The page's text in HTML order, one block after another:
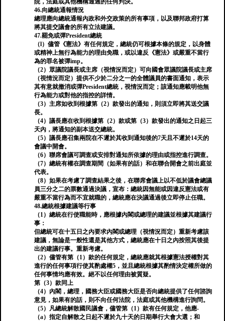
院，法庭或其他機構通過的任何判決。
46.向總統通報情況
總理應向總統通報內政和外交政策的所有事項，以及聯邦政府打算
將其提交議會的所有立法建議。
47.罷免或彈President總統
（l）儘管《憲法》有任何規定，總統仍可根據本條的規定，以身體
或精神上無行為能力的理由免職，或以違反《憲法》或嚴重不當行
為的罪名被彈imp。
（2）眾議院議長或主席（視情況而定）可向國會眾議院議長或主席
（視情況而定）提供不少於二分之一的全體議員的書面通知，表示
其有意就撤消或彈President總統，視情況而定；該通知應載明他無
行為能力或對他的指控的詳情。
（3）主席如收到根據第（2）款發出的通知，則須立即將其送交議
長。
（4）議長應在收到根據第（2）款或第（3）款發出的通知之日起三
天內，將通知的副本送交總統。
（5）議長應召集兩院在不遲於其收到通知後的7天且不遲於14天的
會議中開會。
（6）聯席會議可調查或安排對通知所依據的理由或指控進行調查。
（7）總統有權在調查期間（如果有的話）和在聯合開會之前出庭並
代表。
（8）如果在考慮了調查結果之後，在聯席會議上以不低於議會總議
員三分之二的票數通過決議，宣布：總統因無能或因違反憲法或有
嚴重不當行為而不宜就職的，總統應在決議通過後立即停止任職。
48.總統根據建議等行事
（1）總統在行使職能時，應根據內閣或總理的建議並根據其建議行
事：
但總統可在十五日之內要求內閣或總理（視情況而定）重新考慮該
建議，無論是一般性還是其他方式，總統應在十日之內按照其後提
出的建議行事。重新考慮。
（2）儘管有第（1）款的任何規定，總統應就其根據憲法授權對其
進行的任何事項行使其酌處權5，並且總統根據其酌情決定權所做的
任何事情均應有效。絕不以任何理由被質疑。
第（3）款同上
（4）內閣，總理，國務大臣或國務大臣是否向總統提供了任何諮詢
意見，如果有的話，則不向任何法院，法庭或其他機構進行詢問。
（5）凡總統解散國民議會，儘管第（1）款有任何規定，他應-
（a）指定自解散之日起不遲於九十天的日期舉行大會大選；和